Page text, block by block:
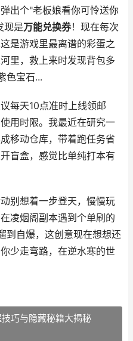
出个"老板娘看你可怜送你
现是万能兑换券！现在每次
是游戏里最离谱的彩蛋之
里，救上来时发现背包多
色宝石...
每天10点准时上线领邮
用时限。我最近在研究一
移动仓库，带着跑任务省
盲盒，感觉比单纯打本有
别想着一步登天，慢慢玩
凌烟阁副本遇到个单刷的
到自爆，这创意现在想想还
少走弯路，在逆水寒的世
巧与隐藏秘籍大揭秘